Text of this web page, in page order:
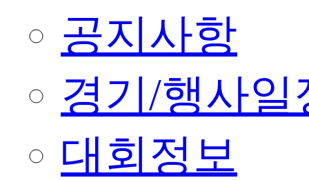
공지사항
경기/행사일
대회정보